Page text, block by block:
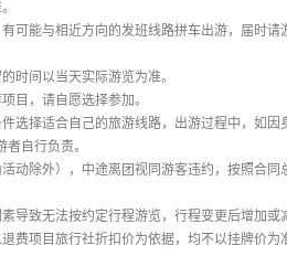
可能与相近方向的发班线路拼车出游，届时请
时间以当天实际游览为准。
目，请自愿选择参加。
选择适合自己的旅游线路，出游过程中，如
自行负责。
动除外），中途离团视同游客违约，按照合
导致无法按约定行程游览，行程变更后增加或
费项目旅行社折扣价为依据，均不以挂牌价为